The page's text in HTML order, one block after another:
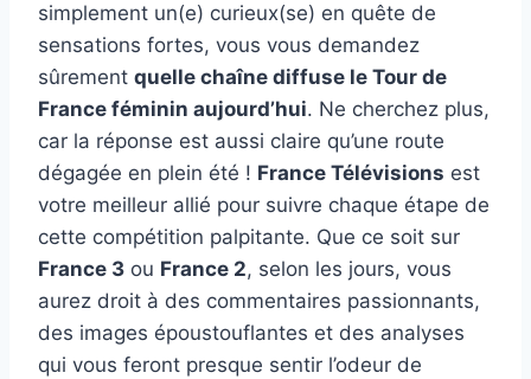
simplement un(e) curieux(se) en quête de
sensations fortes, vous vous demandez
sûrement quelle chaîne diffuse le Tour de
France féminin aujourd’hui. Ne cherchez plus,
car la réponse est aussi claire qu’une route
dégagée en plein été ! France Télévisions est
votre meilleur allié pour suivre chaque étape de
cette compétition palpitante. Que ce soit sur
France 3 ou France 2, selon les jours, vous
aurez droit à des commentaires passionnants,
des images époustouflantes et des analyses
qui vous feront presque sentir l’odeur de